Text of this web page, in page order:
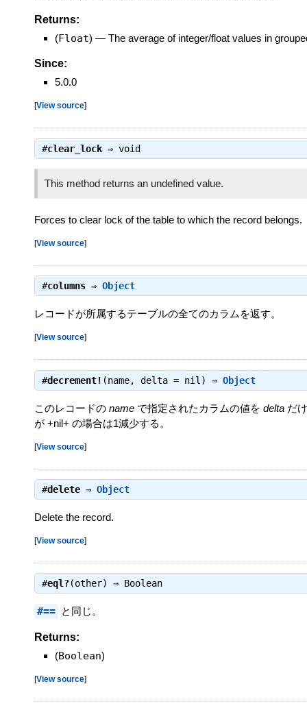
Returns:
(Float) — The average of integer/float values in
Since:
5.0.0
[View source]
#clear_lock ⇒ void
This method returns an undefined value.
Forces to clear lock of the table to which the record belongs.
[View source]
#columns ⇒ Object
レコードが所属するテーブルの全てのカラムを返す。
[View source]
#decrement! (name, delta = nil) ⇒ Object
このレコードの name で指定されたカラムの値を delta だ
が +nil+ の場合は1減少する。
[View source]
#delete ⇒ Object
Delete the record.
[View source]
#eql?(other) ⇒ Boolean
#== と同じ。
Returns:
(Boolean)
[View source]